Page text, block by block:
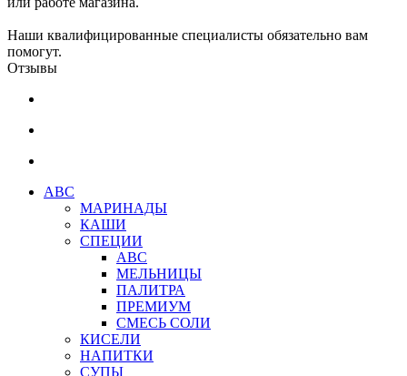
Наши квалифицированные специалисты обязательно вам
помогут.
Отзывы
АВС
МАРИНАДЫ
КАШИ
СПЕЦИИ
АВС
МЕЛЬНИЦЫ
ПАЛИТРА
ПРЕМИУМ
СМЕСЬ СОЛИ
КИСЕЛИ
НАПИТКИ
СУПЫ